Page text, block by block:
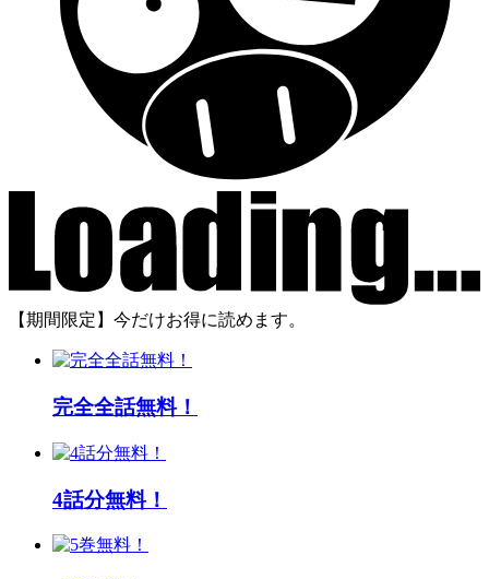
【期間限定】今だけお得に読めます。
完全全話無料！
4話分無料！